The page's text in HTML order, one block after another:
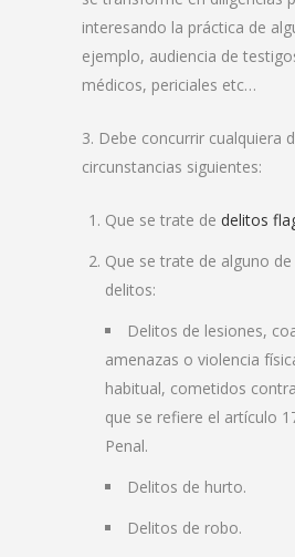
interesando la práctica de
ejemplo, audiencia de
médicos, periciales etc…
3. Debe concurrir cualquiera
circunstancias siguientes:
Que se trate de delitos
Que se trate de alguno
delitos:
Delitos de lesiones,
amenazas o violencia
habitual, cometidos
que se refiere el artículo
Penal.
Delitos de hurto.
Delitos de robo.